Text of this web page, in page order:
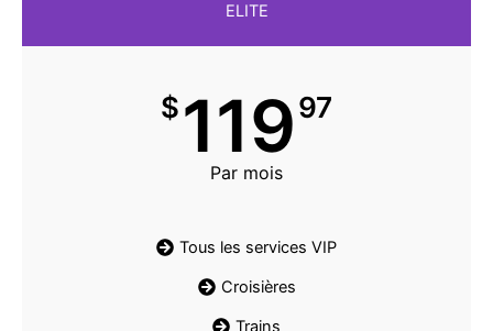
ELITE
$11997
Par mois
Tous les services VIP
Croisières
Trains